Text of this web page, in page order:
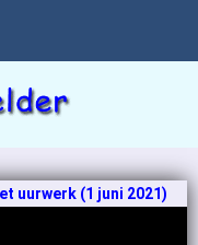
uurwerk (1 juni 2021)